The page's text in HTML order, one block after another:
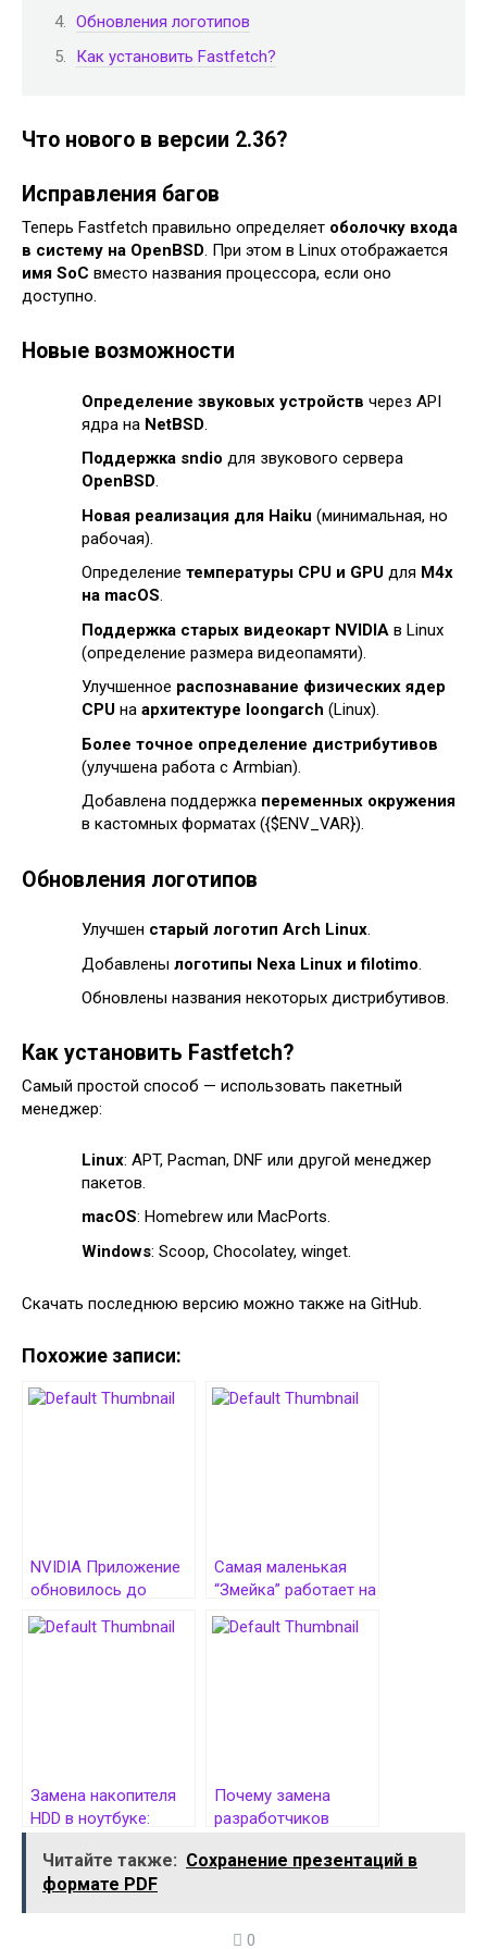
Обновления логотипов
Как установить Fastfetch?
Что нового в версии 2.36?
Исправления багов
Теперь Fastfetch правильно определяет оболочку входа
в систему на OpenBSD. При этом в Linux отображается
имя SoC вместо названия процессора, если оно
доступно.
Новые возможности
Определение звуковых устройств через API
ядра на NetBSD.
Поддержка sndio для звукового сервера
OpenBSD.
Новая реализация для Haiku (минимальная, но
рабочая).
Определение температуры CPU и GPU для M4x
на macOS.
Поддержка старых видеокарт NVIDIA в Linux
(определение размера видеопамяти).
Улучшенное распознавание физических ядер
CPU на архитектуре loongarch (Linux).
Более точное определение дистрибутивов
(улучшена работа с Armbian).
Добавлена поддержка переменных окружения
в кастомных форматах ({$ENV_VAR}).
Обновления логотипов
Улучшен старый логотип Arch Linux.
Добавлены логотипы Nexa Linux и filotimo
Обновлены названия некоторых дистрибутивов.
Как установить Fastfetch?
Самый простой способ — использовать пакетный
менеджер:
Linux: APT, Pacman, DNF или другой менеджер
пакетов.
macOS: Homebrew или MacPorts.
Windows: Scoop, Chocolatey, winget.
Скачать последнюю версию можно также на GitHub.
Похожие записи:
NVIDIA Приложение
обновилось до
версии 11.0.2.308,
получив
Самая маленькая
“Змейка” работает на
субпикселях
Замена накопителя
HDD в ноутбуке:
инструкция
Почему замена
разработчиков
интеллектом —
Читайте также: Сохранение презентаций в
формате PDF
0